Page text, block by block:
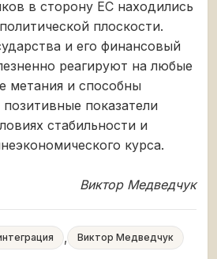
в сторону ЕС находились
плоскости.
и его финансовый
реагируют на любые
метания и способны
показатели
стабильности и
курса.
Виктор Медведчук
, Виктор Медведчук